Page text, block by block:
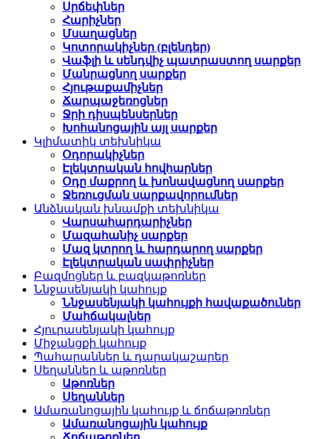
Սրճեփներ
Հարիչներ
Մսաղացներ
Կոտորակիչներ (բլենդեր)
Վաֆլի և սենդվիչ պատրաստող սարքեր
Մանրացնող սարքեր
Հյութաքամիչներ
Ճարպաջեռոցներ
Ջրի դիսպենսերներ
Խոհանոցային այլ սարքեր
Կլիմատիկ տեխնիկա
Օդորակիչներ
Էլեկտրական հովհարներ
Օդը մաքրող և խոնավացնող սարքեր
Ջեռուցման սարքավորումներ
Անձնական խնամքի տեխնիկա
Վարսահարդարիչներ
Մազահանիչ սարքեր
Մազ կտրող և հարդարող սարքեր
Էլեկտրական սափրիչներ
Բազմոցներ և բազկաթոռներ
Ննջասենյակի կահույք
Ննջասենյակի կահույքի հավաքածուներ
Մահճակալներ
Հյուրասենյակի կահույք
Միջանցքի կահույք
Պահարաններ և դարակաշարեր
Սեղաններ և աթոռներ
Աթոռներ
Սեղաններ
Ամառանոցային կահույք և ճոճաթոռներ
Ամառանոցային կահույք